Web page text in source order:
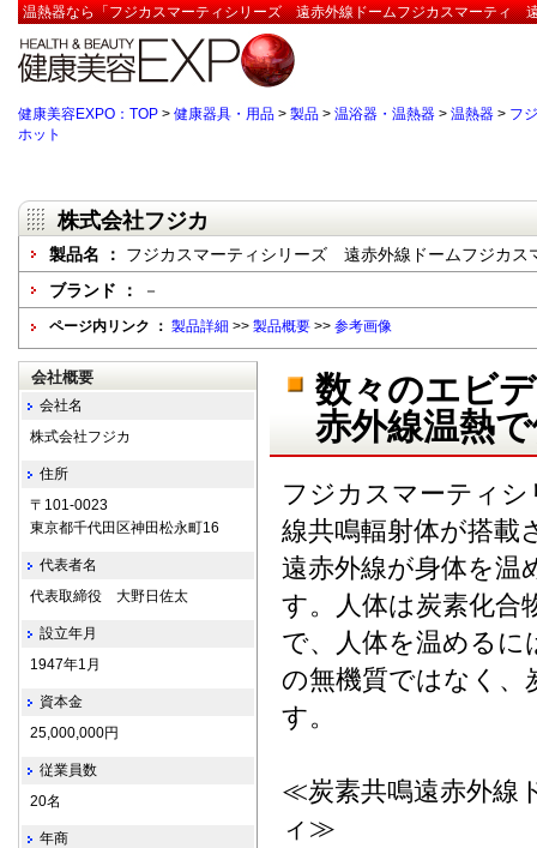
温熱器なら「フジカスマーティシリーズ 遠赤外線ドームフジカスマーティ
健康美容EXPO：TOP > 健康器具・用品 > 製品 > 温浴器・温熱器 > 温熱器 > フ
ホット
株式会社フジカ
製品名 ： フジカスマーティシリーズ 遠赤外線ドームフジカ
ブランド ：
－
ページ内リンク ： 製品詳細 >> 製品概要 >> 参考画像
数々のエビ
赤外線温熱
フジカスマーティ
線共鳴輻射体が搭載
遠赤外線が身体を温
す。人体は炭素化合
で、人体を温める
の無機質ではなく、
す。
≪炭素共鳴遠赤外
ィ≫
会社概要
会社名
株式会社フジカ
住所
〒101-0023
東京都千代田区神田松永町16
代表者名
代表取締役 大野日佐太
設立年月
1947年1月
資本金
25,000,000円
従業員数
20名
年商